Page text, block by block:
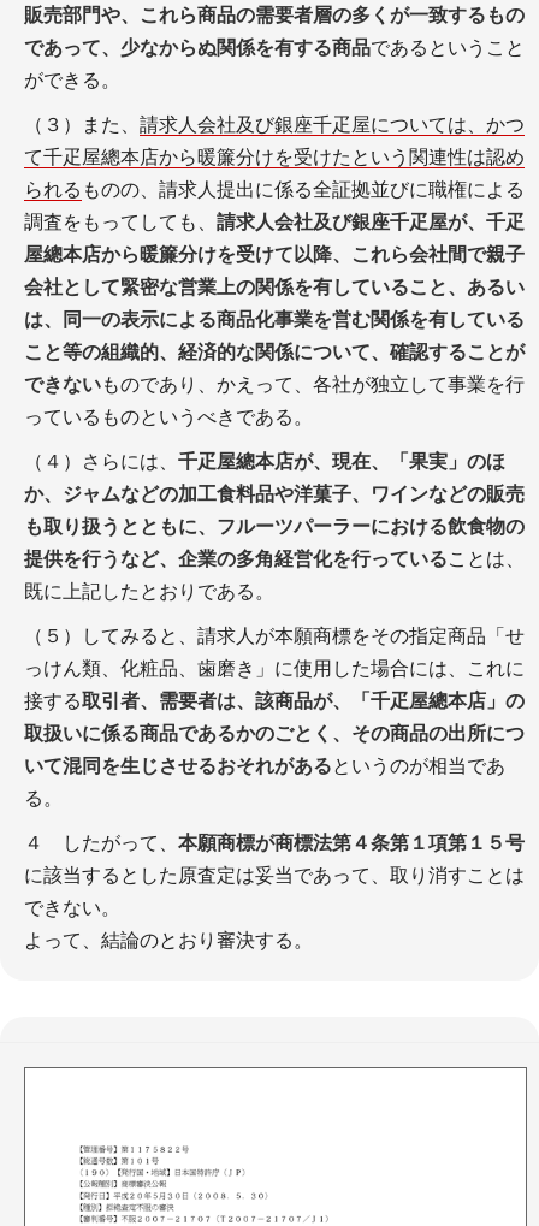
販売部門や、これら商品の需要者層の多くが一致するもの
であって、少なからぬ関係を有する商品であるということ
ができる。
（３）また、 請求人会社及び銀座千疋屋については、かつ
て千疋屋總本店から暖簾分けを受けたという関連性は認め
られる ものの、請求人提出に係る全証拠並びに職権による
調査をもってしても、 請求人会社及び銀座千疋屋が、千疋
屋總本店から暖簾分けを受けて以降、これら会社間で親子
会社として緊密な営業上の関係を有していること、あるい
は、同一の表示による商品化事業を営む関係を有している
こと等の組織的、経済的な関係について、確認することが
できないものであり、かえって、各社が独立して事業を行
っているものというべきである。
（４）さらには、 千疋屋總本店が、現在、「果実」のほ
か、ジャムなどの加工食料品や洋菓子、ワインなどの販売
も取り扱うとともに、フルーツパーラーにおける飲食物の
提供を行うなど、企業の多角経営化を行っていることは、
既に上記したとおりである。
（５）してみると、請求人が本願商標をその指定商品「せ
っけん類、化粧品、歯磨き」に使用した場合には、これに
接する取引者、需要者は、該商品が、「千疋屋總本店」の
取扱いに係る商品であるかのごとく、その商品の出所につ
いて混同を生じさせるおそれがあるというのが相当であ
る。
４ したがって、 本願商標が商標法第４条第１項第１５号
に該当するとした原査定は妥当であって、取り消すことは
できない。
よって、結論のとおり審決する。